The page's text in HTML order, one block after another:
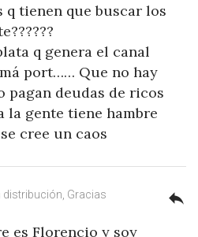
q tienen que buscar los
q genera el canal
port…… Que no hay
pagan deudas de ricos
la gente tiene hambre
cree un caos
distribución, Gracias
es Florencio y soy
reply